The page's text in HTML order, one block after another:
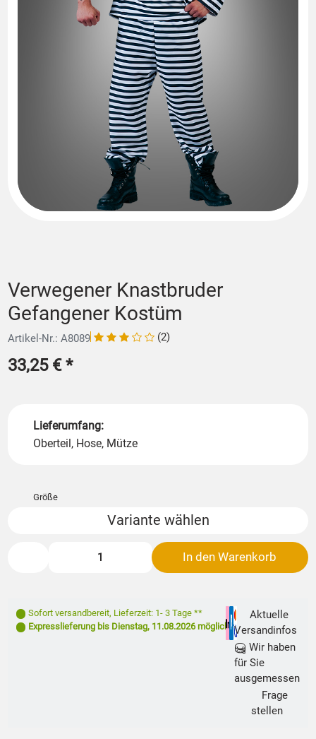
Verwegener Knastbruder
Gefangener Kostüm
Artikel-Nr.: A8089 (2)
33,25 €*
Lieferumfang:
Oberteil, Hose, Mütze
Größe
Variante wählen
In den Warenkorb
Sofort versandbereit, Lieferzeit: 1- 3 Tage **
Expresslieferung bis Dienstag, 11.08.2026möglich
Aktuelle
Versandinfos
Wir haben
für Sie
ausgemessen
Frage
stellen